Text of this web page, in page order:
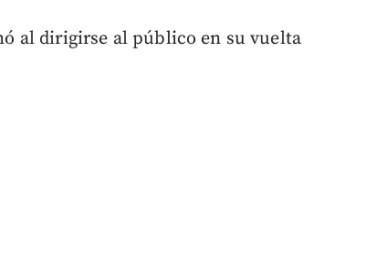
al dirigirse al público en su vuelta